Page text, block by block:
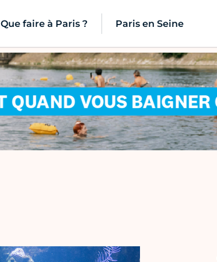
Que faire à Paris ? Paris en Seine